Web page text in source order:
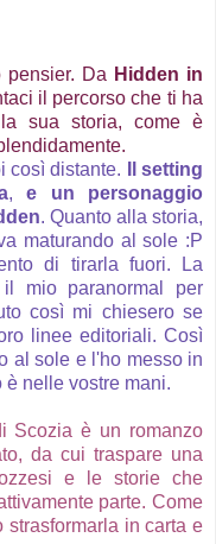
Da Hidden in
il percorso che ti ha
sua storia, come è
così distante.
Il setting
,e un personaggio
. Quanto alla storia,
maturando al sole :P
di tirarla fuori. La
mio paranormal per
così mi chiesero se
linee editoriali. Così
al sole e l'ho messo in
nelle vostre mani.
Scozia è un romanzo
da cui traspare una
e le storie che
parte. Come
strasformarla in carta e